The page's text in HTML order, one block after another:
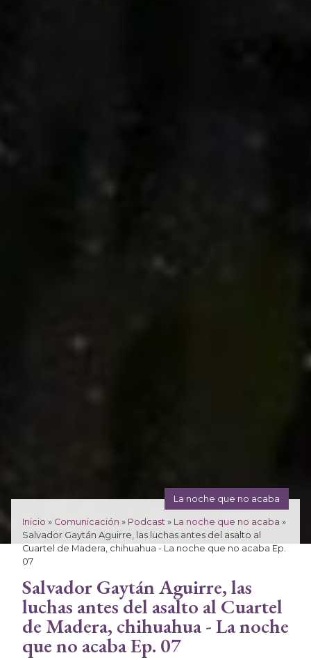
La noche que no acaba
Inicio » Comunicación » Podcast » La noche que no acaba »
Salvador Gaytán Aguirre, las luchas antes del asalto al
Cuartel de Madera, chihuahua - La noche que no acaba Ep.
07
Salvador Gaytán Aguirre, las
luchas antes del asalto al Cuartel
de Madera, chihuahua - La noche
que no acaba Ep. 07